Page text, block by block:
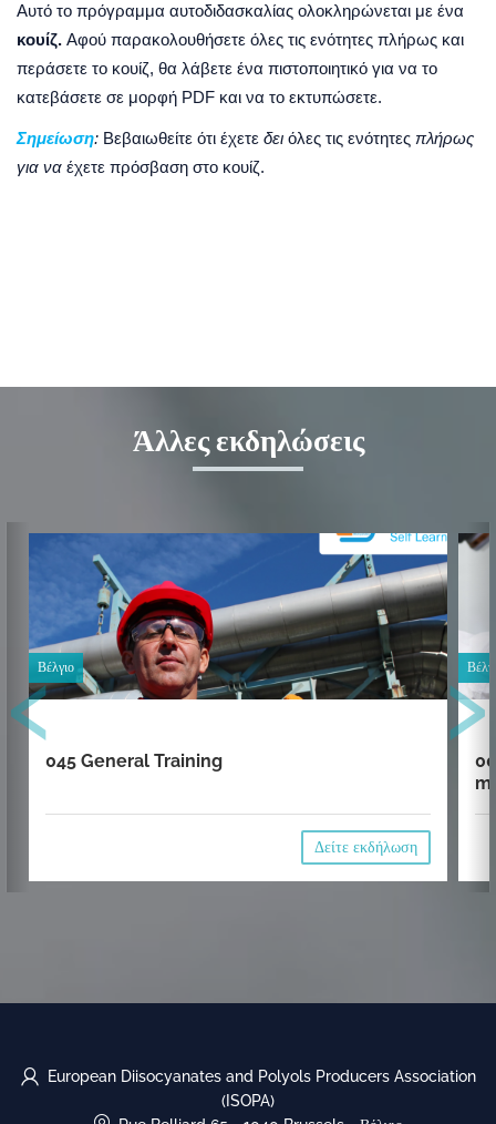
Αυτό το πρόγραμμα αυτοδιδασκαλίας ολοκληρώνεται με ένα
κουίζ. Αφού παρακολουθήσετε όλες τις ενότητες πλήρως και
περάσετε το κουίζ, θα λάβετε ένα πιστοποιητικό για να το
κατεβάσετε σε μορφή PDF και να το εκτυπώσετε.
Σημείωση: Βεβαιωθείτε ότι έχετε δει όλες τις ενότητες πλήρως
για να έχετε πρόσβαση στο κουίζ.
Άλλες εκδηλώσεις
Βέλγιο
045 General Training
Δείτε εκδήλωση
‹ ›
European Diisocyanates and Polyols Producers Association
(ISOPA)